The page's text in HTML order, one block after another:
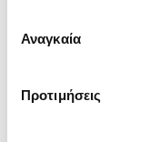
ενδιαφέρουν και
συγκατάθεσης
Αναγκαία
Προτιμήσεις